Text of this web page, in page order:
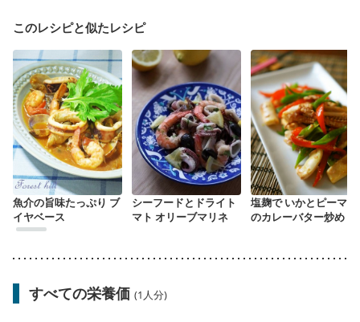
このレシピと似たレシピ
魚介の旨味たっぷり ブ
イヤベース
シーフードとドライト
マト オリーブマリネ
塩麹で いかとピーマン
のカレーバター炒め
すべての栄養価 (1人分)